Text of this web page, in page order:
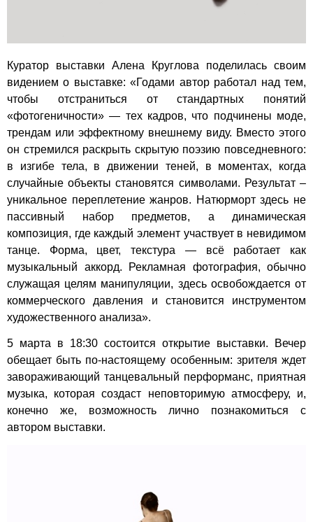
Куратор выставки Алена Круглова поделилась своим
видением о выставке: «Годами автор работал над тем,
чтобы отстраниться от стандартных понятий
«фотогеничности» — тех кадров, что подчинены моде,
трендам или эффектному внешнему виду. Вместо этого
он стремился раскрыть скрытую поэзию повседневного:
в изгибе тела, в движении теней, в моментах, когда
случайные объекты становятся символами. Результат –
уникальное переплетение жанров. Натюрморт здесь не
пассивный набор предметов, а динамическая
композиция, где каждый элемент участвует в невидимом
танце. Форма, цвет, текстура — всё работает как
музыкальный аккорд. Рекламная фотография, обычно
служащая целям манипуляции, здесь освобождается от
коммерческого давления и становится инструментом
художественного анализа».
5 марта в 18:30 состоится открытие выставки. Вечер
обещает быть по-настоящему особенным: зрителя ждет
завораживающий танцевальный перформанс, приятная
музыка, которая создаст неповторимую атмосферу, и,
конечно же, возможность лично познакомиться с
автором выставки.